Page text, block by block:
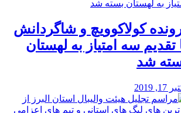
کولاکوویچ و شاگردانش
تقدیم سه امتیاز به لهستان
شد
17, 2019